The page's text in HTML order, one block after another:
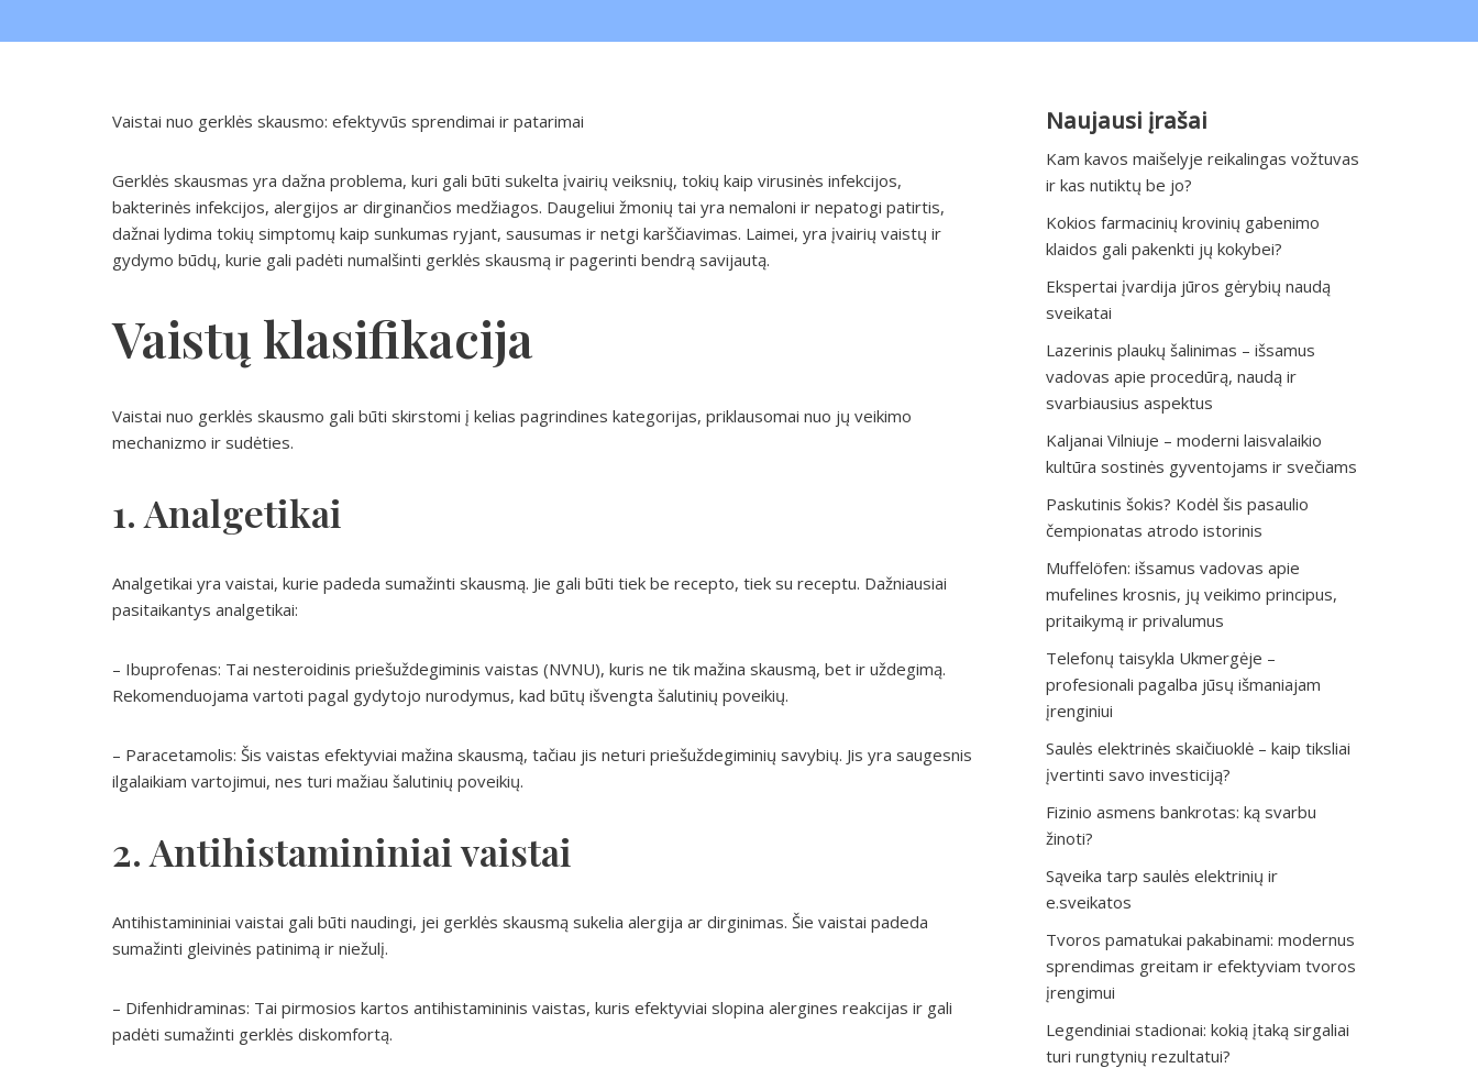
Vaistai nuo gerklės skausmo: efektyvūs sprendimai ir patarimai
Gerklės skausmas yra dažna problema, kuri gali būti sukelta įvairių veiksnių, tokių kaip virusinės infekcijos,
bakterinės infekcijos, alergijos ar dirginančios medžiagos. Daugeliui žmonių tai yra nemaloni ir nepatogi patirtis,
dažnai lydima tokių simptomų kaip sunkumas ryjant, sausumas ir netgi karščiavimas. Laimei, yra įvairių vaistų ir
gydymo būdų, kurie gali padėti numalšinti gerklės skausmą ir pagerinti bendrą savijautą.
Vaistų klasifikacija
Vaistai nuo gerklės skausmo gali būti skirstomi į kelias pagrindines kategorijas, priklausomai nuo jų veikimo
mechanizmo ir sudėties.
1. Analgetikai
Analgetikai yra vaistai, kurie padeda sumažinti skausmą. Jie gali būti tiek be recepto, tiek su receptu. Dažniausiai
pasitaikantys analgetikai:
– Ibuprofenas: Tai nesteroidinis priešuždegiminis vaistas (NVNU), kuris ne tik mažina skausmą, bet ir uždegimą.
Rekomenduojama vartoti pagal gydytojo nurodymus, kad būtų išvengta šalutinių poveikių.
– Paracetamolis: Šis vaistas efektyviai mažina skausmą, tačiau jis neturi priešuždegiminių savybių. Jis yra saugesnis
ilgalaikiam vartojimui, nes turi mažiau šalutinių poveikių.
2. Antihistamininiai vaistai
Antihistamininiai vaistai gali būti naudingi, jei gerklės skausmą sukelia alergija ar dirginimas. Šie vaistai padeda
sumažinti gleivinės patinimą ir niežulį.
– Difenhidraminas: Tai pirmosios kartos antihistamininis vaistas, kuris efektyviai slopina alergines reakcijas ir gali
padėti sumažinti gerklės diskomfortą.
Naujausi įrašai
Kam kavos maišelyje reikalingas vožtuvas
ir kas nutiktų be jo?
Kokios farmacinių krovinių gabenimo
klaidos gali pakenkti jų kokybei?
Ekspertai įvardija jūros gėrybių naudą
sveikatai
Lazerinis plaukų šalinimas – išsamus
vadovas apie procedūrą, naudą ir
svarbiausius aspektus
Kaljanai Vilniuje – moderni laisvalaikio
kultūra sostinės gyventojams ir svečiams
Paskutinis šokis? Kodėl šis pasaulio
čempionatas atrodo istorinis
Muffelöfen: išsamus vadovas apie
mufelines krosnis, jų veikimo principus,
pritaikymą ir privalumus
Telefonų taisykla Ukmergėje –
profesionali pagalba jūsų išmaniajam
įrenginiui
Saulės elektrinės skaičiuoklė – kaip tiksliai
įvertinti savo investiciją?
Fizinio asmens bankrotas: ką svarbu
žinoti?
Sąveika tarp saulės elektrinių ir
e.sveikatos
Tvoros pamatukai pakabinami: modernus
sprendimas greitam ir efektyviam tvoros
įrengimui
Legendiniai stadionai: kokią įtaką sirgaliai
turi rungtynių rezultatui?